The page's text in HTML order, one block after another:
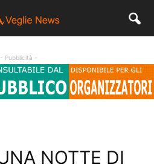
- Pubblicità -
NOTTE DI